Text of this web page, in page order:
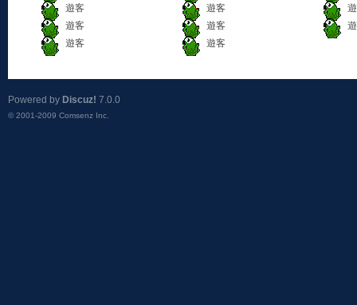
遊客
遊客
遊客
遊客
遊客
遊客
Powered by Discuz! 7.0.0
© 2001-2009 Comsenz Inc.